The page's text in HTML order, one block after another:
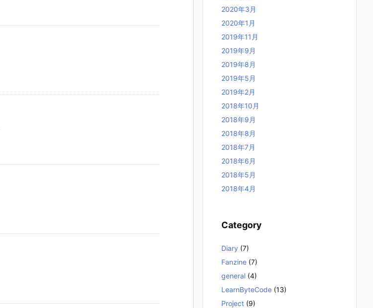
2020年3月
2020年1月
2019年11月
2019年9月
2019年8月
2019年5月
2019年2月
2018年10月
2018年9月
2018年8月
2018年7月
2018年6月
2018年5月
2018年4月
Category
Diary (7)
Fanzine (7)
general (4)
LearnByteCode (13)
Project (9)